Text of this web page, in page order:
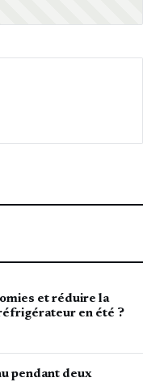
et réduire la
en été ?
pendant deux